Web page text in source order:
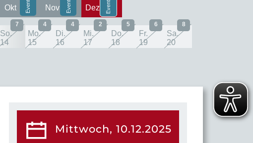
Okt Nov Dez
So.
14
7
Mo.
15
4
Di.
16
4
Mi.
17
2
Do.
18
5
Fr.
19
6
Sa.
20
8
Mittwoch, 10.12.2025